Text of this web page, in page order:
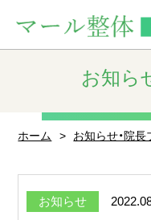
お知ら
ホーム お知らせ・院長
お知らせ